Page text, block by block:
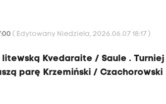
( Edytowany Niedziela, 2026.06.07 18:17 )
Kvedaraite / Saule . Turniej
parę Krzemiński / Czachorowski